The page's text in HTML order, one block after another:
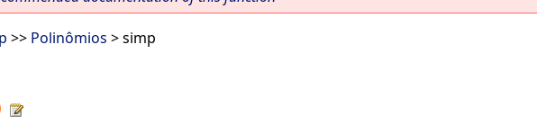
>> Polinômios > simp